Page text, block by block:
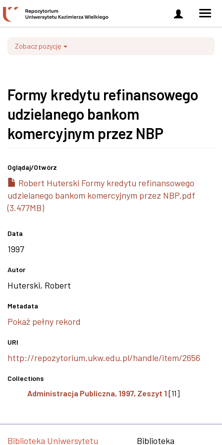
Zaloguj
się
Zobacz pozycję
Formy kredytu refinansowego
udzielanego bankom
komercyjnym przez NBP
Oglądaj/Otwórz
Robert Huterski Formy kredytu refinansowego
udzielanego bankom komercyjnym przez NBP.pdf
(3.477MB)
Data
1997
Autor
Huterski, Robert
Metadata
Pokaż pełny rekord
URI
http://repozytorium.ukw.edu.pl/handle/item/2656
Collections
Administracja Publiczna, 1997, Zeszyt 1 [11]
Biblioteka Uniwersytetu Biblioteka